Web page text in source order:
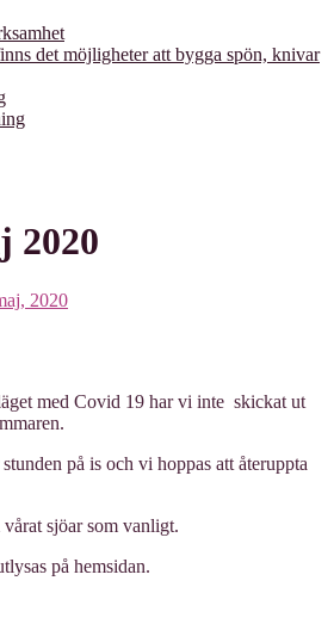
det möjligheter att bygga spön, knivar
2020
2020
med Covid 19 har vi inte skickat ut
på is och vi hoppas att återuppta
sjöar som vanligt.
på hemsidan.